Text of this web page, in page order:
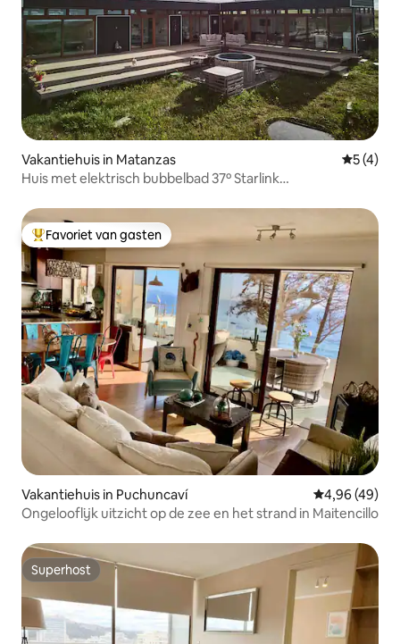
Vakantiehuis in Matanzas
5 (4)
Huis met elektrisch bubbelbad 37º Starlink
Topfavoriet van gasten
Favoriet van gasten
Vakantiehuis in Puchuncaví Gemiddelde
4,96 (49)
Ongelooflijk uitzicht op de zee en het strand in Maitencillo
Superhost
Superhost